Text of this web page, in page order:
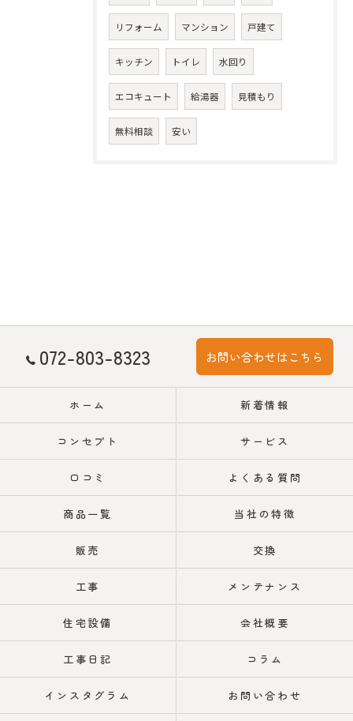
リフォーム マンション 戸建て
キッチン トイレ 水回り
エコキュート 給湯器 見積もり
無料相談 安い
072-803-8323 お問い合わせはこちら
ホーム 新着情報
コンセプト サービス
口コミ よくある質問
商品一覧 当社の特徴
販売 交換
工事 メンテナンス
住宅設備 会社概要
工事日記 コラム
インスタグラム お問い合わせ